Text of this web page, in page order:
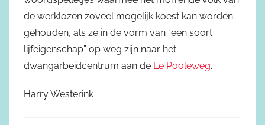
de werklozen zoveel mogelijk koest kan worden
gehouden, als ze in de vorm van “een soort
lijfeigenschap” op weg zijn naar het
dwangarbeidcentrum aan de Le Pooleweg.
Harry Westerink